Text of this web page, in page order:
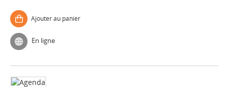
Ajouter au panier
En ligne